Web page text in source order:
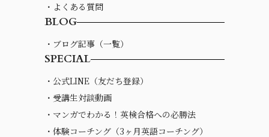
・よくある質問
BLOG
・ブログ記事（一覧）
SPECIAL
・公式LINE（友だち登録）
・受講生対談動画
・マンガでわかる！英検合格への必勝法
・体験コーチング（3ヶ月英語コーチング）